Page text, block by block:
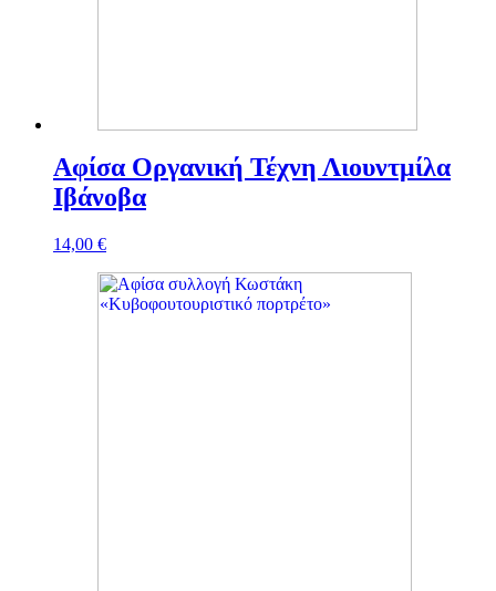
Αφίσα Οργανική Τέχνη Λιουντμίλα
Ιβάνοβα
14,00 €